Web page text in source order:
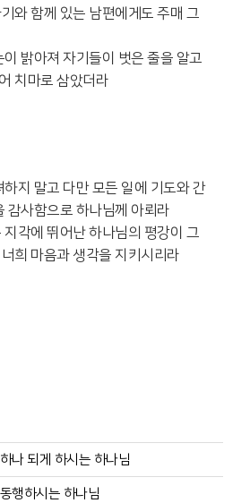
와 함께 있는 남편에게도 주매 그
밝아져 자기들이 벗은 줄을 알고
치마로 삼았더라
지 말고 다만 모든 일에 기도와 간
감사함으로 하나님께 아뢰라
각에 뛰어난 하나님의 평강이 그
희 마음과 생각을 지키시리라
나 되게 하시는 하나님
행하시는 하나님